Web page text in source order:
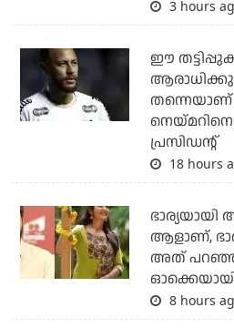
3 hours
ഈ
തന്നെയാണ്
പ്രസിഡന്റ്
18 hours
ഭാര്യയായി
ആളാണ്,
അത്
8 hours